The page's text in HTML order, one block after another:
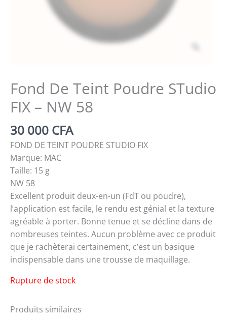
Fond De Teint Poudre STudio
FIX – NW 58
30 000 CFA
FOND DE TEINT POUDRE STUDIO FIX
Marque: MAC
Taille: 15 g
NW 58
Excellent produit deux-en-un (FdT ou poudre),
l’application est facile, le rendu est génial et la texture
agréable à porter. Bonne tenue et se décline dans de
nombreuses teintes. Aucun problème avec ce produit
que je rachèterai certainement, c’est un basique
indispensable dans une trousse de maquillage.
Rupture de stock
Produits similaires